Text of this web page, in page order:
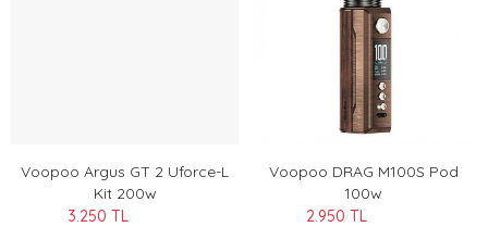
Voopoo Argus GT 2 Uforce-L
Kit 200w
3.250 TL
Voopoo DRAG M100S Pod
100w
2.950 TL